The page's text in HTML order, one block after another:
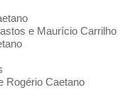
e Maurício Carrilho
Rogério Caetano